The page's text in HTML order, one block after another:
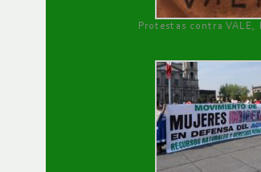
Protestas contra VALE,